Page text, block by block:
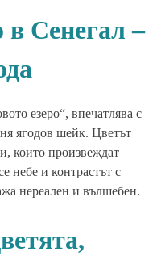
в Сенегал –
езеро“, впечатлява с
ягодов шейк. Цветът
които произвеждат
небе и контрастът с
нереален и вълшебен.